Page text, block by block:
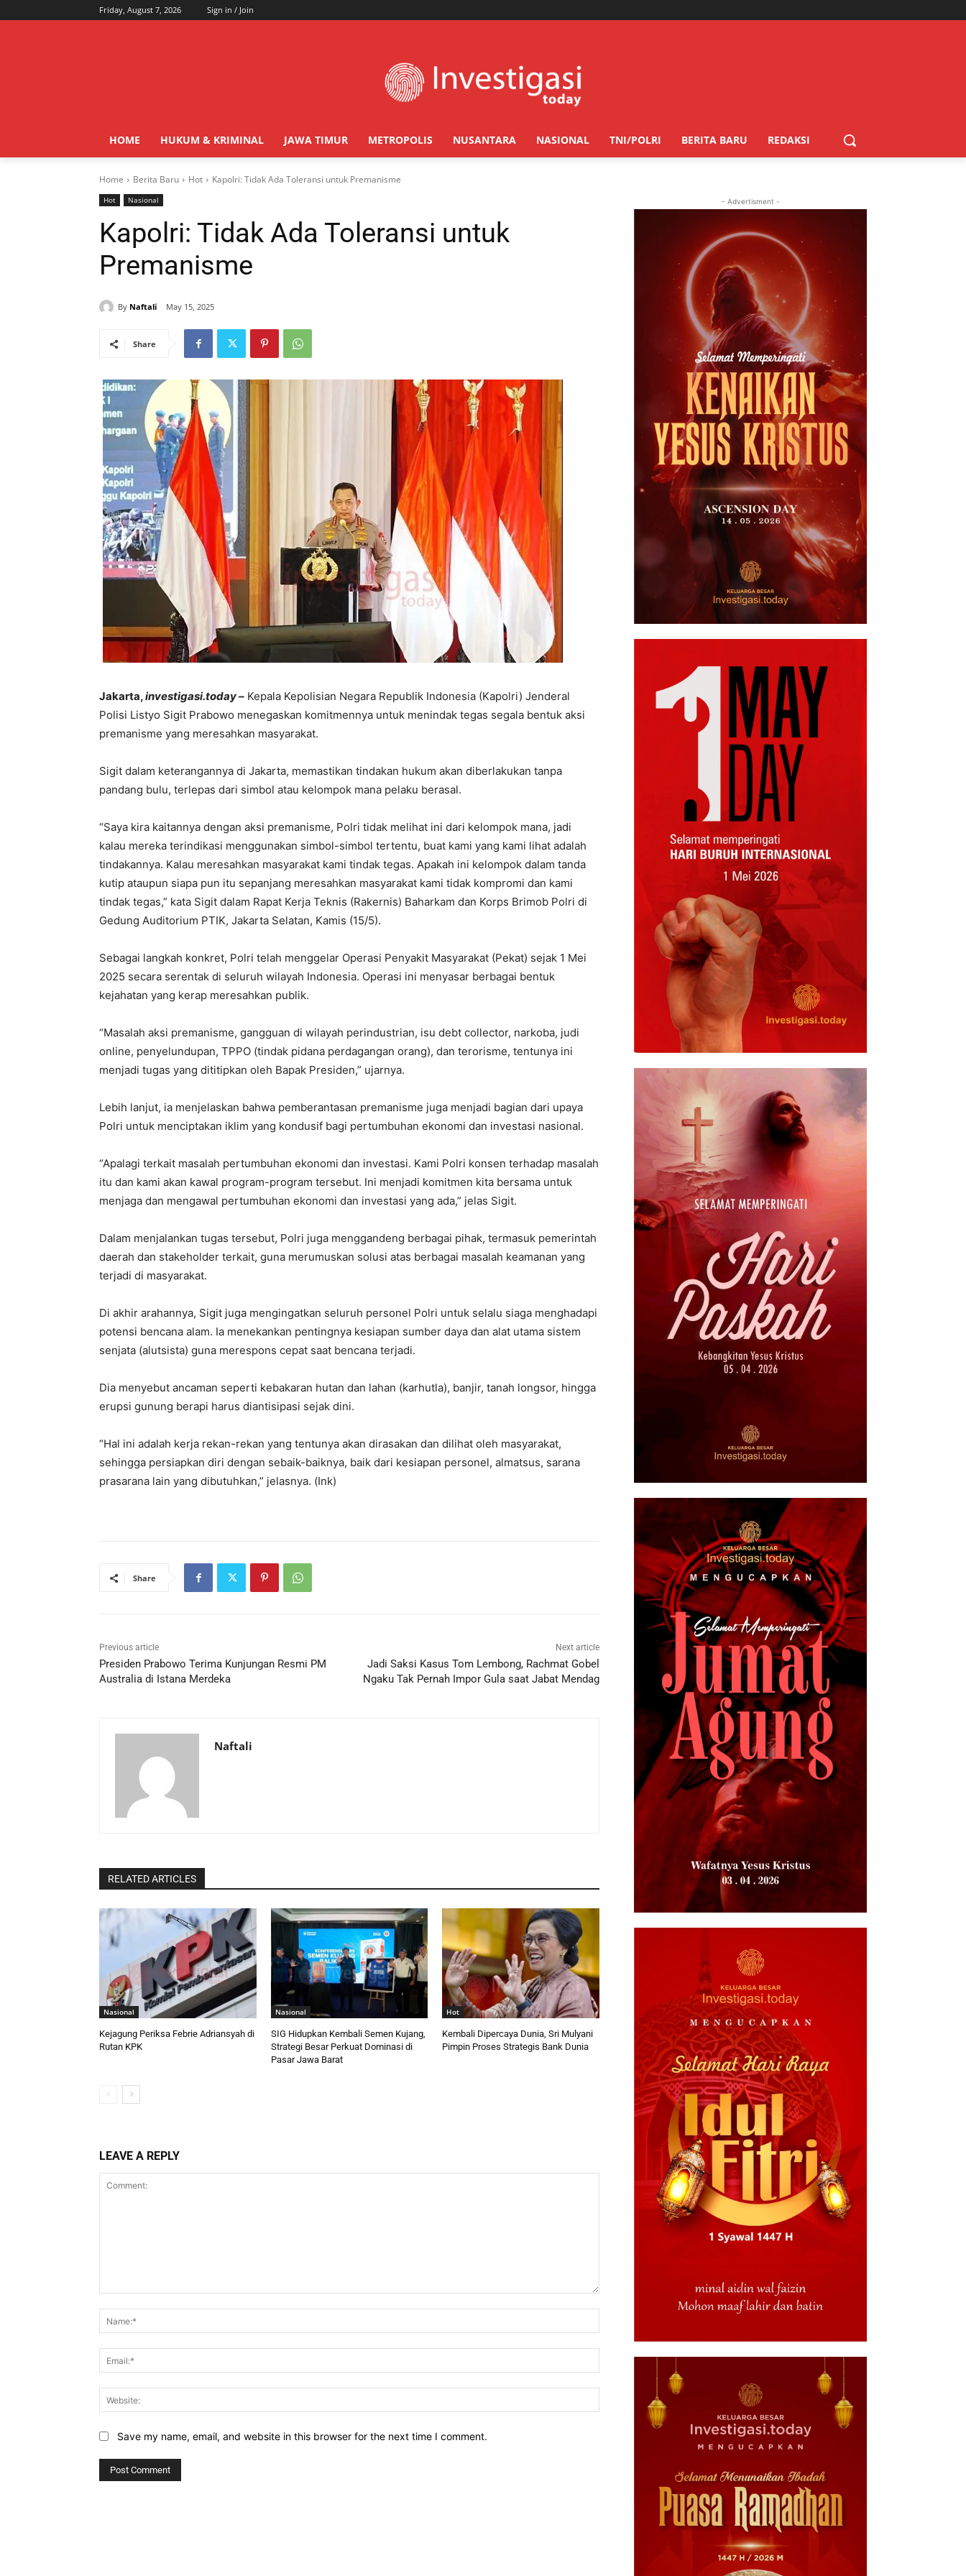
Friday, August 7, 2026 Sign in / Join
HOME HUKUM & KRIMINAL JAWA TIMUR METROPOLIS NUSANTARA NASIONAL TNI/POLRI BERITA BARU REDAKSI
Home Berita Baru Hot Kapolri: Tidak Ada Toleransi untuk Premanisme
Hot Nasional
Kapolri: Tidak Ada Toleransi untuk
Premanisme
By Naftali May 15, 2025
Share
Jakarta,investigasi.today – Kepala Kepolisian Negara Republik Indonesia (Kapolri) Jenderal
Polisi Listyo Sigit Prabowo menegaskan komitmennya untuk menindak tegas segala bentuk aksi
premanisme yang meresahkan masyarakat.
Sigit dalam keterangannya di Jakarta, memastikan tindakan hukum akan diberlakukan tanpa
pandang bulu, terlepas dari simbol atau kelompok mana pelaku berasal.
“Saya kira kaitannya dengan aksi premanisme, Polri tidak melihat ini dari kelompok mana, jadi
kalau mereka terindikasi menggunakan simbol-simbol tertentu, buat kami yang kami lihat adalah
tindakannya. Kalau meresahkan masyarakat kami tindak tegas. Apakah ini kelompok dalam tanda
kutip ataupun siapa pun itu sepanjang meresahkan masyarakat kami tidak kompromi dan kami
tindak tegas,” kata Sigit dalam Rapat Kerja Teknis (Rakernis) Baharkam dan Korps Brimob Polri di
Gedung Auditorium PTIK, Jakarta Selatan, Kamis (15/5).
Sebagai langkah konkret, Polri telah menggelar Operasi Penyakit Masyarakat (Pekat) sejak 1 Mei
2025 secara serentak di seluruh wilayah Indonesia. Operasi ini menyasar berbagai bentuk
kejahatan yang kerap meresahkan publik.
“Masalah aksi premanisme, gangguan di wilayah perindustrian, isu debt collector, narkoba, judi
online, penyelundupan, TPPO (tindak pidana perdagangan orang), dan terorisme, tentunya ini
menjadi tugas yang dititipkan oleh Bapak Presiden,” ujarnya.
Lebih lanjut, ia menjelaskan bahwa pemberantasan premanisme juga menjadi bagian dari upaya
Polri untuk menciptakan iklim yang kondusif bagi pertumbuhan ekonomi dan investasi nasional.
“Apalagi terkait masalah pertumbuhan ekonomi dan investasi. Kami Polri konsen terhadap masalah
itu dan kami akan kawal program-program tersebut. Ini menjadi komitmen kita bersama untuk
menjaga dan mengawal pertumbuhan ekonomi dan investasi yang ada,” jelas Sigit.
Dalam menjalankan tugas tersebut, Polri juga menggandeng berbagai pihak, termasuk pemerintah
daerah dan stakeholder terkait, guna merumuskan solusi atas berbagai masalah keamanan yang
terjadi di masyarakat.
Di akhir arahannya, Sigit juga mengingatkan seluruh personel Polri untuk selalu siaga menghadapi
potensi bencana alam. Ia menekankan pentingnya kesiapan sumber daya dan alat utama sistem
senjata (alutsista) guna merespons cepat saat bencana terjadi.
Dia menyebut ancaman seperti kebakaran hutan dan lahan (karhutla), banjir, tanah longsor, hingga
erupsi gunung berapi harus diantisipasi sejak dini.
“Hal ini adalah kerja rekan-rekan yang tentunya akan dirasakan dan dilihat oleh masyarakat,
sehingga persiapkan diri dengan sebaik-baiknya, baik dari kesiapan personel, almatsus, sarana
prasarana lain yang dibutuhkan,” jelasnya. (Ink)
Share
Previous article
Presiden Prabowo Terima Kunjungan Resmi PM
Australia di Istana Merdeka
Next article
Jadi Saksi Kasus Tom Lembong, Rachmat Gobel
Ngaku Tak Pernah Impor Gula saat Jabat Mendag
Naftali
RELATED ARTICLES
Nasional
Kejagung Periksa Febrie Adriansyah di
Rutan KPK
Nasional
SIG Hidupkan Kembali Semen Kujang,
Strategi Besar Perkuat Dominasi di
Pasar Jawa Barat
Hot
Kembali Dipercaya Dunia, Sri Mulyani
Pimpin Proses Strategis Bank Dunia
LEAVE A REPLY
Save my name, email, and website in this browser for the next time I comment.
- Advertisment -